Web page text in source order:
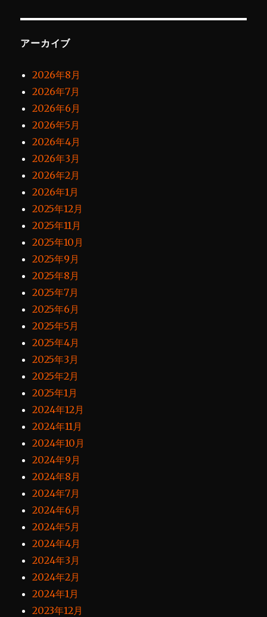
アーカイブ
2026年8月
2026年7月
2026年6月
2026年5月
2026年4月
2026年3月
2026年2月
2026年1月
2025年12月
2025年11月
2025年10月
2025年9月
2025年8月
2025年7月
2025年6月
2025年5月
2025年4月
2025年3月
2025年2月
2025年1月
2024年12月
2024年11月
2024年10月
2024年9月
2024年8月
2024年7月
2024年6月
2024年5月
2024年4月
2024年3月
2024年2月
2024年1月
2023年12月